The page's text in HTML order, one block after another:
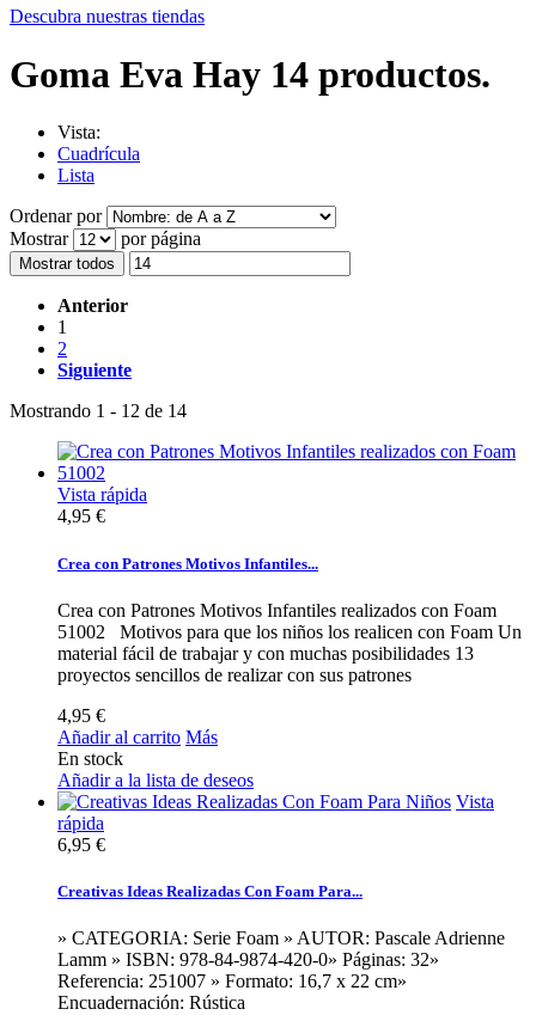
Descubra nuestras tiendas
Goma Eva Hay 14 productos.
Vista:
Cuadrícula
Lista
Ordenar por
Mostrar
por página
Mostrar todos
Anterior
1
2
Siguiente
Mostrando 1 - 12 de 14
Vista rápida
4,95 €
Crea con Patrones Motivos Infantiles...
Crea con Patrones Motivos Infantiles realizados con Foam
51002 Motivos para que los niños los realicen con Foam Un
material fácil de trabajar y con muchas posibilidades 13
proyectos sencillos de realizar con sus patrones
4,95 €
Añadir al carrito Más
En stock
Añadir a la lista de deseos
Vista
rápida
6,95 €
Creativas Ideas Realizadas Con Foam Para...
» CATEGORIA: Serie Foam » AUTOR: Pascale Adrienne
Lamm » ISBN: 978-84-9874-420-0» Páginas: 32»
Referencia: 251007 » Formato: 16,7 x 22 cm»
Encuadernación: Rústica